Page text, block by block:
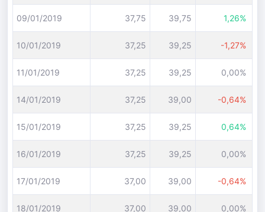
09/01/2019 37,75 39,75 1,26%
10/01/2019 37,25 39,25 -1,27%
11/01/2019 37,25 39,25 0,00%
14/01/2019 37,25 39,00 -0,64%
15/01/2019 37,25 39,25 0,64%
16/01/2019 37,25 39,25 0,00%
17/01/2019 37,00 39,00 -0,64%
18/01/2019 37,00 39,00 0,00%